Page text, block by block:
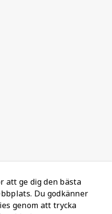
att ge dig den bästa
Du godkänner
genom att trycka